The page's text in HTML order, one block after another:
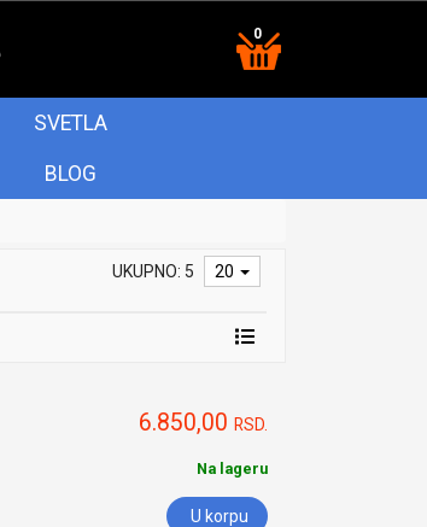
0
SVETLA
BLOG
UKUPNO: 5 20
6.850,00 RSD.
Na lageru
U korpu